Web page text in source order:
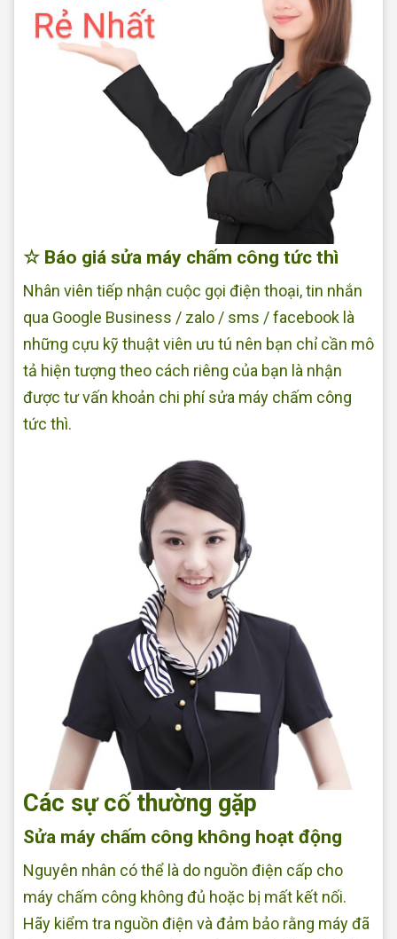
☆ Báo giá sửa máy chấm công tức thì
Nhân viên tiếp nhận cuộc gọi điện thoại, tin nhắn
qua Google Business / zalo / sms / facebook là
những cựu kỹ thuật viên ưu tú nên bạn chỉ cần mô
tả hiện tượng theo cách riêng của bạn là nhận
được tư vấn khoản chi phí sửa máy chấm công
tức thì.
Các sự cố thường gặp
Sửa máy chấm công không hoạt động
Nguyên nhân có thể là do nguồn điện cấp cho
máy chấm công không đủ hoặc bị mất kết nối.
Hãy kiểm tra nguồn điện và đảm bảo rằng máy đã